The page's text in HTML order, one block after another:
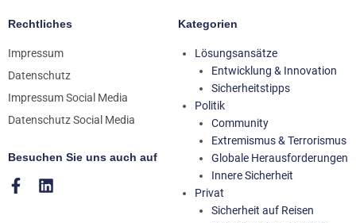
Rechtliches
Impressum
Datenschutz
Impressum Social Media
Datenschutz Social Media
Besuchen Sie uns auch auf
Kategorien
Lösungsansätze
Entwicklung & Innovation
Sicherheitstipps
Politik
Community
Extremismus & Terrorismus
Globale Herausforderungen
Innere Sicherheit
Privat
Sicherheit auf Reisen